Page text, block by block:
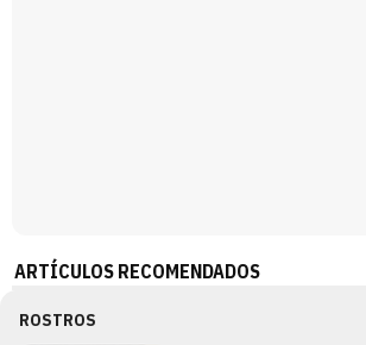
ARTÍCULOS RECOMENDADOS
ROSTROS